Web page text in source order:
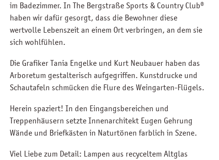
im Badezimmer. In The Bergstraße Sports & Country Club®
haben wir dafür gesorgt, dass die Bewohner diese
wertvolle Lebenszeit an einem Ort verbringen, an dem sie
sich wohlfühlen.
Die Grafiker Tania Engelke und Kurt Neubauer haben das
Arboretum gestalterisch aufgegriffen. Kunstdrucke und
Schautafeln schmücken die Flure des Weingarten-Flügels.
Herein spaziert! In den Eingangsbereichen und
Treppenhäusern setzte Innenarchitekt Eugen Gehrung
Wände und Briefkästen in Naturtönen farblich in Szene.
Viel Liebe zum Detail: Lampen aus recyceltem Altglas